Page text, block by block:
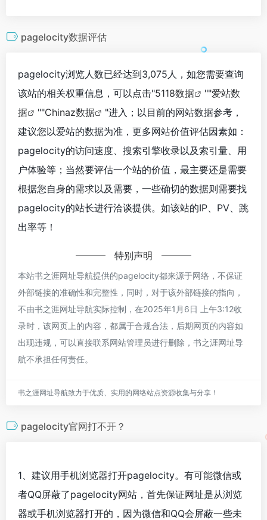
pagelocity数据评估
pagelocity浏览人数已经达到3,075人，如您需要查询
该站的相关权重信息，可以点击"5118数据 ""爱站数
据
""Chinaz数据
"进入；以目前的网站数据参考，
建议您以爱站的数据为准，更多网站价值评估因素如：
pagelocity的访问速度、搜索引擎收录以及索引量、用
户体验等；当然要评估一个站的价值，最主要还是需要
根据您自身的需求以及需要，一些确切的数据则需要找
pagelocity的站长进行洽谈提供。如该站的IP、PV、跳
出率等！
特别声明
本站书之涯网址导航提供的pagelocity都来源于网络，不保证
外部链接的准确性和完整性，同时，对于该外部链接的指向，
不由书之涯网址导航实际控制，在2025年1月6日 上午3:12收
录时，该网页上的内容，都属于合规合法，后期网页的内容如
出现违规，可以直接联系网站管理员进行删除，书之涯网址导
航不承担任何责任。
书之涯网址导航致力于优质、实用的网络站点资源收集与分享！
pagelocity官网打不开？
1、建议用手机浏览器打开pagelocity。有可能微信或
者QQ屏蔽了pagelocity网站，首先保证网址是从浏览
器或手机浏览器打开的，因为微信和QQ会屏蔽一些未